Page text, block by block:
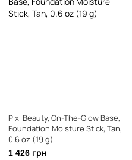
Pixi Beauty, On-The-Glow Base,
Foundation Moisture Stick, Tan,
0.6 oz (19 g)
1 426 грн